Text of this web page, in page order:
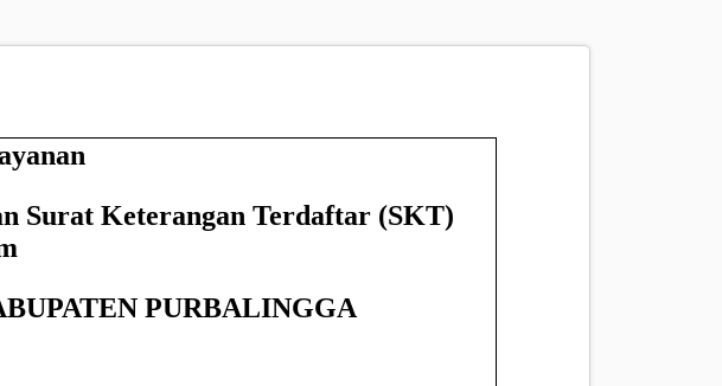
Surat Keterangan Terdaftar (SKT)
PURBALINGGA